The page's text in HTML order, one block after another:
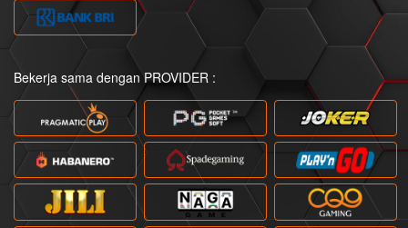
Bekerja sama dengan PROVIDER :